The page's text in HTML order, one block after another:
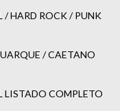
/ HARD ROCK / PUNK
/ CAETANO
LISTADO COMPLETO